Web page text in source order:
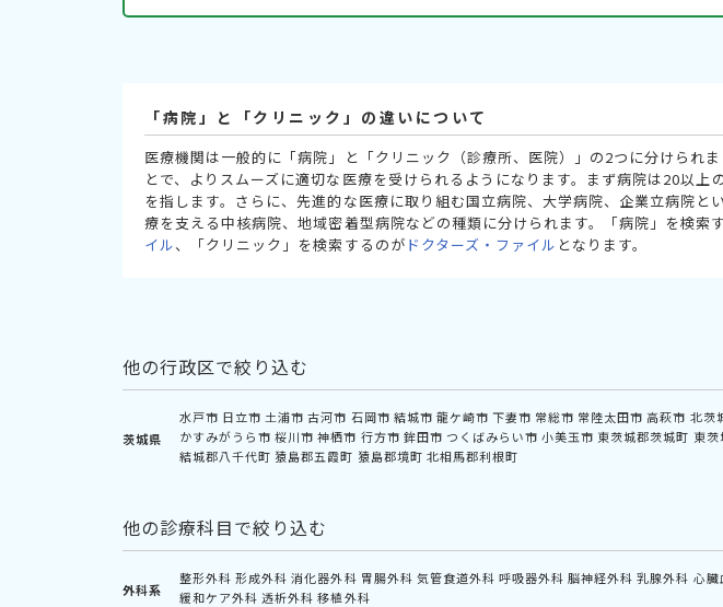
「病院」と「クリニック」の違いについて
医療機関は一般的に「病院」と「クリニック（診療所、医院）」の2つに分けられ
とで、よりスムーズに適切な医療を受けられるようになります。まず病院は20以上
を指します。さらに、先進的な医療に取り組む国立病院、大学病院、企業立病院と
療を支える中核病院、地域密着型病院などの種類に分けられます。「病院」を検索
イル、「クリニック」を検索するのが ドクターズ・ファイル となります。
他の行政区で絞り込む
茨城県
水戸市 日立市 土浦市 古河市 石岡市 結城市 龍ケ崎市 下妻市 常総市 常陸太田市 高萩市 北茨
かすみがうら市 桜川市 神栖市 行方市 鉾田市 つくばみらい市 小美玉市 東茨城郡茨城町 東
結城郡八千代町 猿島郡五霞町 猿島郡境町 北相馬郡利根町
他の診療科目で絞り込む
外科系
整形外科 形成外科 消化器外科 胃腸外科 気管食道外科 呼吸器外科 脳神経外科 乳腺外科 心臓
緩和ケア外科 透析外科 移植外科